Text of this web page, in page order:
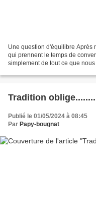
Une question d'équilibre Après
qui prennent le temps de
simplement de tout ce que
Tradition
Publié le 01/05/2024 à 08:45
Par Papy-bougnat